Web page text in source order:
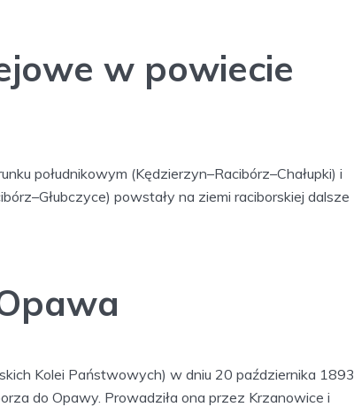
w powiecie
południkowym (Kędzierzyn–Racibórz–Chałupki) i
powstały na ziemi raciborskiej dalsze
Kolei Państwowych) w dniu 20 października 1893
do Opawy. Prowadziła ona przez Krzanowice i